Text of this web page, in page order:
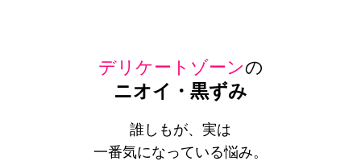
デリケートゾーンの
ニオイ・黒ずみ
誰しもが、実は
一番気になっている悩み。